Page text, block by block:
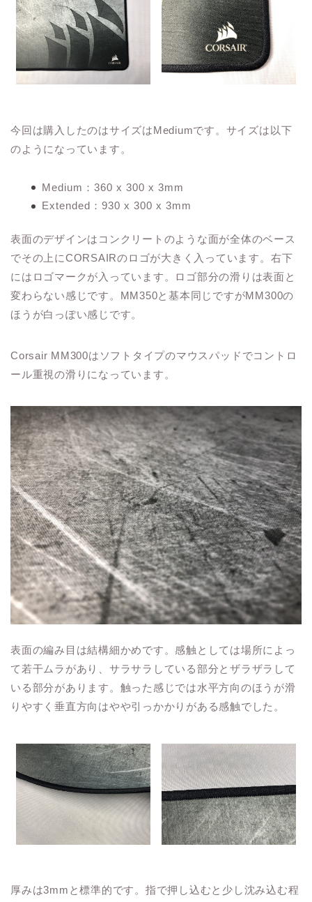
今回は購入したのはサイズはMediumです。サイズは以下
のようになっています。
Medium：360 x 300 x 3mm
Extended：930 x 300 x 3mm
表面のデザインはコンクリートのような面が全体のベース
でその上にCORSAIRのロゴが大きく入っています。右下
にはロゴマークが入っています。ロゴ部分の滑りは表面と
変わらない感じです。MM350と基本同じですがMM300の
ほうが白っぽい感じです。
Corsair MM300はソフトタイプのマウスパッドでコントロ
ール重視の滑りになっています。
表面の編み目は結構細かめです。感触としては場所によっ
て若干ムラがあり、サラサラしている部分とザラザラして
いる部分があります。触った感じでは水平方向のほうが滑
りやすく垂直方向はやや引っかかりがある感触でした。
厚みは3mmと標準的です。指で押し込むと少し沈み込む程